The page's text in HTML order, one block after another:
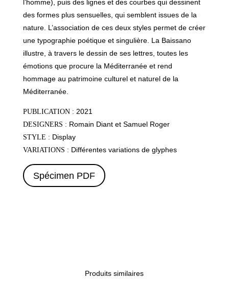
l’homme), puis des lignes et des courbes qui dessinent
des formes plus sensuelles, qui semblent issues de la
nature. L’association de ces deux styles permet de créer
une typographie poétique et singulière. La Baissano
illustre, à travers le dessin de ses lettres, toutes les
émotions que procure la Méditerranée et rend
hommage au patrimoine culturel et naturel de la
Méditerranée.
PUBLICATION : 2021
DESIGNERS : Romain Diant et Samuel Roger
STYLE : Display
VARIATIONS : Différentes variations de glyphes
Spécimen PDF
Produits similaires